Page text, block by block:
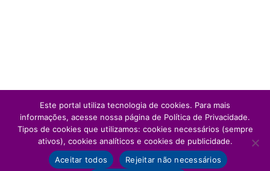
Este portal utiliza tecnologia de cookies. Para mais
informações, acesse nossa página de Política de Privacidade.
Tipos de cookies que utilizamos: cookies necessários (sempre
ativos), cookies analíticos e cookies de publicidade.
Aceitar todos
Rejeitar não necessários